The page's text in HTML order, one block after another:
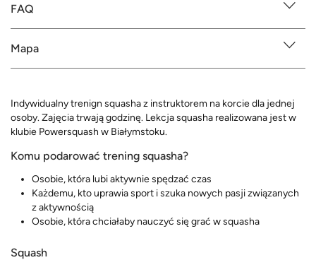
FAQ
Mapa
Indywidualny trenign squasha z instruktorem na korcie dla jednej
osoby. Zajęcia trwają godzinę. Lekcja squasha realizowana jest w
klubie Powersquash w Białymstoku.
Komu podarować trening squasha?
Osobie, która lubi aktywnie spędzać czas
Każdemu, kto uprawia sport i szuka nowych pasji związanych
z aktywnością
Osobie, która chciałaby nauczyć się grać w squasha
Squash